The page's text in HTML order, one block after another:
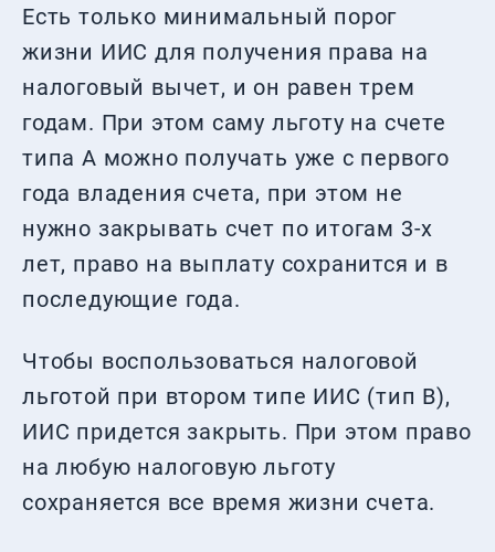
Есть только минимальный порог
жизни ИИС для получения права на
налоговый вычет, и он равен трем
годам. При этом саму льготу на счете
типа А можно получать уже с первого
года владения счета, при этом не
нужно закрывать счет по итогам 3-х
лет, право на выплату сохранится и в
последующие года.
Чтобы воспользоваться налоговой
льготой при втором типе ИИС (тип В),
ИИС придется закрыть. При этом право
на любую налоговую льготу
сохраняется все время жизни счета.